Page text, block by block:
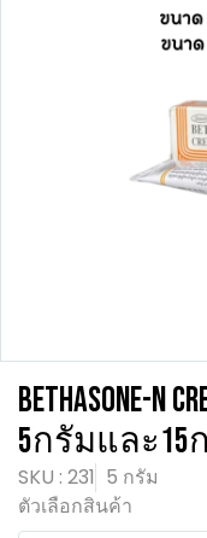
BETHASONE-
5กรัมและ15
SKU : 231 5 กรัม
ตัวเลือกสินค้า